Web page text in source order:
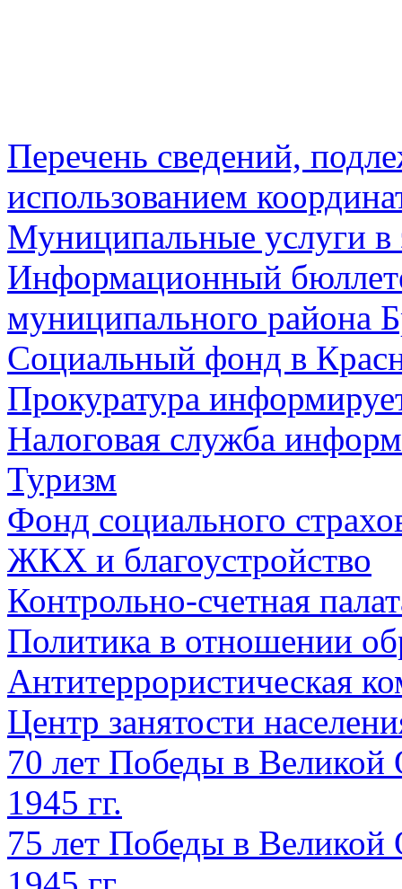
Перечень сведений,
использованием
Муниципальные услуги в
Информационный
муниципального района
Социальный фонд в
Прокуратура
Налоговая служба
Туризм
Фонд социального
ЖКХ и благоустройство
Контрольно-счетная
Политика в отношении
Антитеррористическая
Центр занятости
70 лет Победы в Великой
1945 гг.
75 лет Победы в Великой